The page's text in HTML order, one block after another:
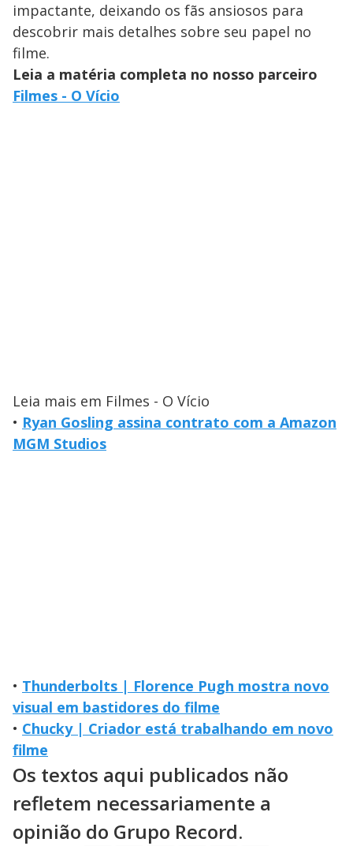
impactante, deixando os fãs ansiosos para
descobrir mais detalhes sobre seu papel no
filme.
Leia a matéria completa no nosso parceiro
Filmes - O Vício
Leia mais em Filmes - O Vício
• Ryan Gosling assina contrato com a Amazon
MGM Studios
• Thunderbolts | Florence Pugh mostra novo
visual em bastidores do filme
• Chucky | Criador está trabalhando em novo
filme
Os textos aqui publicados não
refletem necessariamente a
opinião do Grupo Record.